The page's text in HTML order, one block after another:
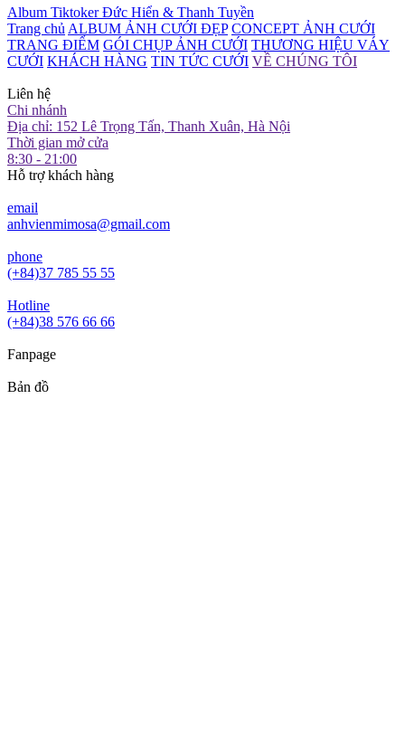
Album Tiktoker Đức Hiển & Thanh Tuyền
Trang chủ ALBUM ẢNH CƯỚI ĐẸP CONCEPT ẢNH CƯỚI
TRANG ĐIỂM GÓI CHỤP ẢNH CƯỚI THƯƠNG HIỆU VÁY
CƯỚI KHÁCH HÀNG TIN TỨC CƯỚI VỀ CHÚNG TÔI
Liên hệ
Chi nhánh
Địa chỉ: 152 Lê Trọng Tấn, Thanh Xuân, Hà Nội
Thời gian mở cửa
8:30 - 21:00
Hỗ trợ khách hàng
email
anhvienmimosa@gmail.com
phone
(+84)37 785 55 55
Hotline
(+84)38 576 66 66
Fanpage
Bản đồ